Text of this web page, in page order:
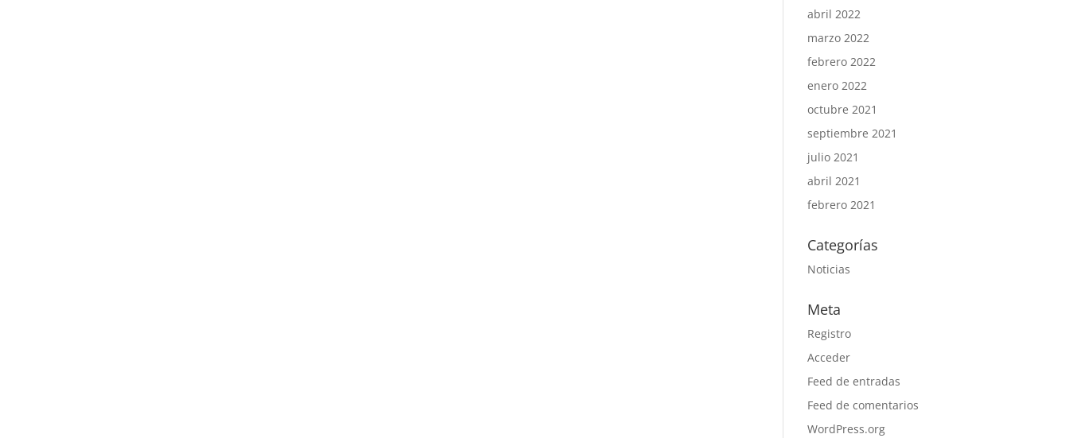
abril 2022
marzo 2022
febrero 2022
enero 2022
octubre 2021
septiembre 2021
julio 2021
abril 2021
febrero 2021
Categorías
Noticias
Meta
Registro
Acceder
Feed de entradas
Feed de comentarios
WordPress.org